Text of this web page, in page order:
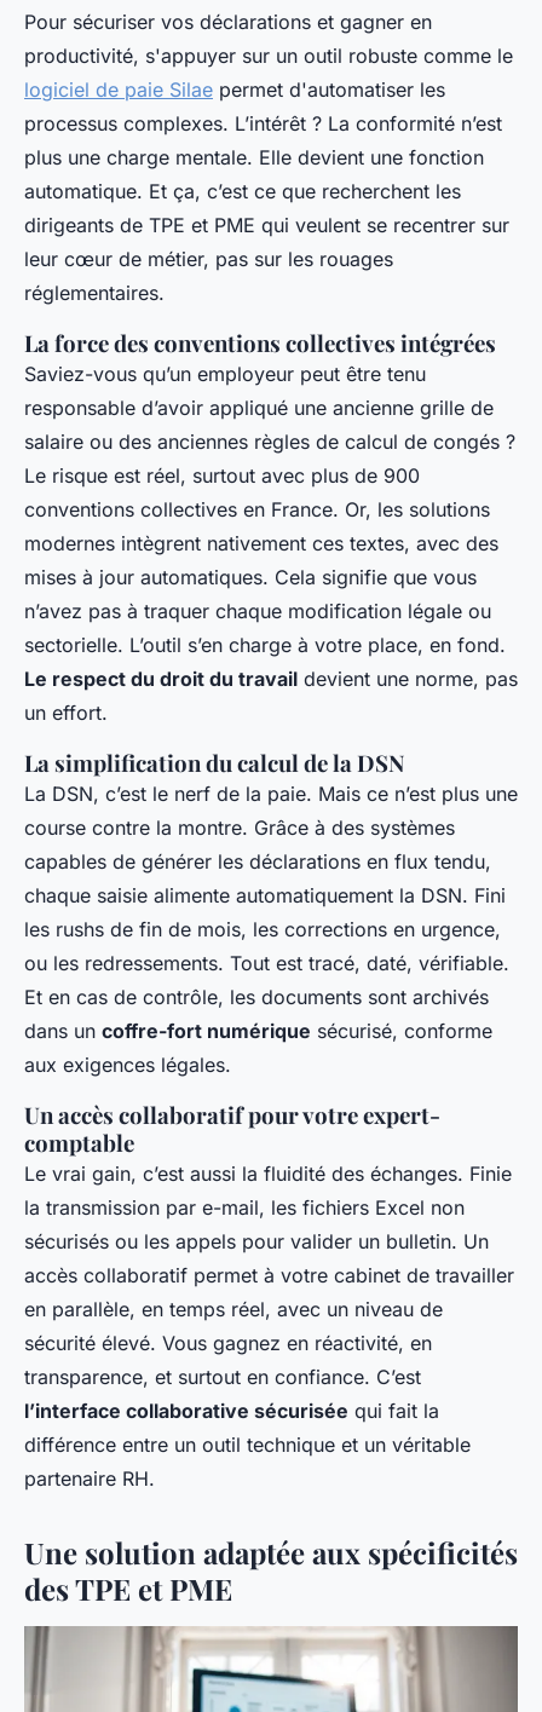
Pour sécuriser vos déclarations et gagner en
productivité, s'appuyer sur un outil robuste comme le
logiciel de paie Silae permet d'automatiser les
processus complexes. L’intérêt ? La conformité n’est
plus une charge mentale. Elle devient une fonction
automatique. Et ça, c’est ce que recherchent les
dirigeants de TPE et PME qui veulent se recentrer sur
leur cœur de métier, pas sur les rouages
réglementaires.
La force des conventions collectives intégrées
Saviez-vous qu’un employeur peut être tenu
responsable d’avoir appliqué une ancienne grille de
salaire ou des anciennes règles de calcul de congés ?
Le risque est réel, surtout avec plus de 900
conventions collectives en France. Or, les solutions
modernes intègrent nativement ces textes, avec des
mises à jour automatiques. Cela signifie que vous
n’avez pas à traquer chaque modification légale ou
sectorielle. L’outil s’en charge à votre place, en fond.
Le respect du droit du travail devient une norme, pas
un effort.
La simplification du calcul de la DSN
La DSN, c’est le nerf de la paie. Mais ce n’est plus une
course contre la montre. Grâce à des systèmes
capables de générer les déclarations en flux tendu,
chaque saisie alimente automatiquement la DSN. Fini
les rushs de fin de mois, les corrections en urgence,
ou les redressements. Tout est tracé, daté, vérifiable.
Et en cas de contrôle, les documents sont archivés
dans un coffre-fort numérique sécurisé, conforme
aux exigences légales.
Un accès collaboratif pour votre expert-
comptable
Le vrai gain, c’est aussi la fluidité des échanges. Finie
la transmission par e-mail, les fichiers Excel non
sécurisés ou les appels pour valider un bulletin. Un
accès collaboratif permet à votre cabinet de travailler
en parallèle, en temps réel, avec un niveau de
sécurité élevé. Vous gagnez en réactivité, en
transparence, et surtout en confiance. C’est
l’interface collaborative sécurisée qui fait la
différence entre un outil technique et un véritable
partenaire RH.
Une solution adaptée aux spécificités
des TPE et PME